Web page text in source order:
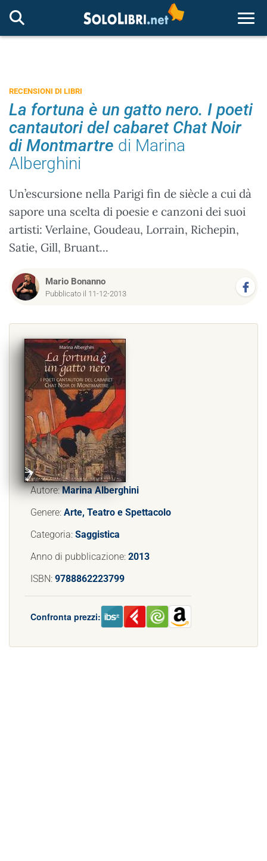
RECENSIONI DI LIBRI
La fortuna è un gatto nero. I poeti
cantautori del cabaret Chat Noir
di Montmartre di Marina
Alberghini
Un’escursione nella Parigi fin de siècle a cui dà
sapore una scelta di poesie e canzoni dei suoi
artisti: Verlaine, Goudeau, Lorrain, Richepin,
Satie, Gill, Bruant...
Mario Bonanno
Pubblicato il 11-12-2013
Autore:Marina Alberghini
Genere: Arte, Teatro e Spettacolo
Categoria: Saggistica
Anno di pubblicazione: 2013
ISBN: 9788862223799
Confronta prezzi: